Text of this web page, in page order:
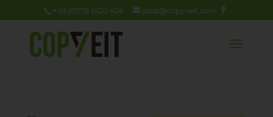
+49 (0)178 1420 424 post@copyveit.com